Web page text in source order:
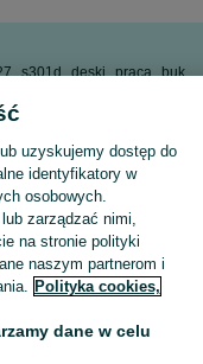
s301d deski praca buk
Skorzystaj z największego serwisu ogłoszeniowego - Proszówki i okolice! Kupuj to, czego pragniesz i sprzedawaj to, czego już nie potrzebujesz!
uzyskujemy dostęp do
identyfikatory w
osobowych.
zarządzać nimi,
na stronie polityki
naszym partnerom i
Polityka cookies,
dane w celu